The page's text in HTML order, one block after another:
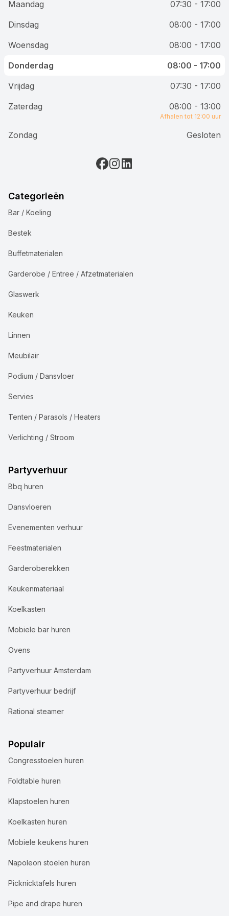
Maandag
07:30 - 17:00
Dinsdag
08:00 - 17:00
Woensdag
08:00 - 17:00
Donderdag
08:00 - 17:00
Vrijdag
07:30 - 17:00
Zaterdag
08:00 - 13:00
Afhalen tot 12:00 uur
Zondag Gesloten
Categorieën
Bar / Koeling
Bestek
Buffetmaterialen
Garderobe / Entree / Afzetmaterialen
Glaswerk
Keuken
Linnen
Meubilair
Podium / Dansvloer
Servies
Tenten / Parasols / Heaters
Verlichting / Stroom
Partyverhuur
Bbq huren
Dansvloeren
Evenementen verhuur
Feestmaterialen
Garderoberekken
Keukenmateriaal
Koelkasten
Mobiele bar huren
Ovens
Partyverhuur Amsterdam
Partyverhuur bedrijf
Rational steamer
Populair
Congresstoelen huren
Foldtable huren
Klapstoelen huren
Koelkasten huren
Mobiele keukens huren
Napoleon stoelen huren
Picknicktafels huren
Pipe and drape huren